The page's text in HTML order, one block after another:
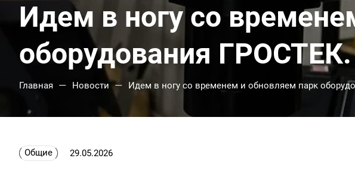
Идем в ногу со
оборудования ГРОСТЕК.
Главная — Новости — Идем в ногу со временем и обновляем парк
Общие 29.05.2026